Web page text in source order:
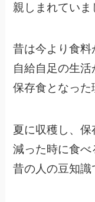
親しまれていま
昔は今より食
自給自足の生
保存食となった
夏に収穫し、
減った時に食べ
昔の人の豆知識